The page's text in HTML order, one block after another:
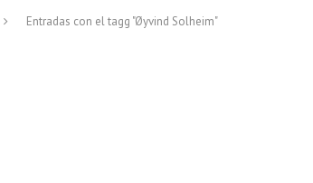
Entradas con el tagg "Øyvind Solheim"